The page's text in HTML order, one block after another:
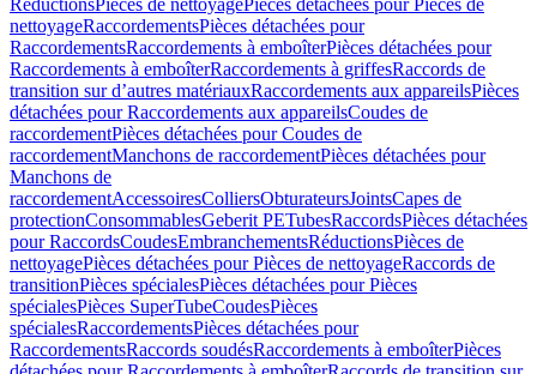
RéductionsPièces de nettoyagePièces détachées pour Pièces de
nettoyageRaccordementsPièces détachées pour
RaccordementsRaccordements à emboîterPièces détachées pour
Raccordements à emboîterRaccordements à griffesRaccords de
transition sur d’autres matériauxRaccordements aux appareilsPièces
détachées pour Raccordements aux appareilsCoudes de
raccordementPièces détachées pour Coudes de
raccordementManchons de raccordementPièces détachées pour
Manchons de
raccordementAccessoiresColliersObturateursJointsCapes de
protectionConsommablesGeberit PETubesRaccordsPièces détachées
pour RaccordsCoudesEmbranchementsRéductionsPièces de
nettoyagePièces détachées pour Pièces de nettoyageRaccords de
transitionPièces spécialesPièces détachées pour Pièces
spécialesPièces SuperTubeCoudesPièces
spécialesRaccordementsPièces détachées pour
RaccordementsRaccords soudésRaccordements à emboîterPièces